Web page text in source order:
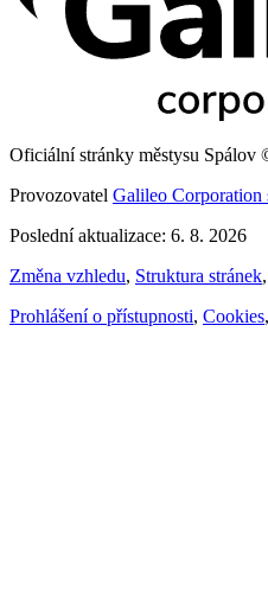
Oficiální stránky městysu Spálov
Provozovatel Galileo Corporation
Poslední aktualizace: 6. 8. 2026
Změna vzhledu, Struktura stránek,
Prohlášení o přístupnosti, Cookies,